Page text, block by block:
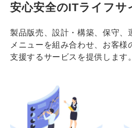
安心安全のITライフサ
製品版売、設計・構築、保守、
メニューを組み合わせ、お客
支援するサービスを提供します。